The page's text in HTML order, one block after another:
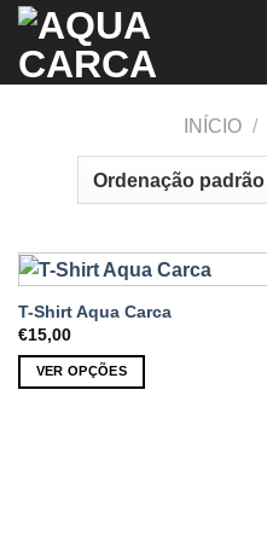
Skip
content
INÍCIO /
T-Shirt Aqua Carca
€15,00
VER OPÇÕES